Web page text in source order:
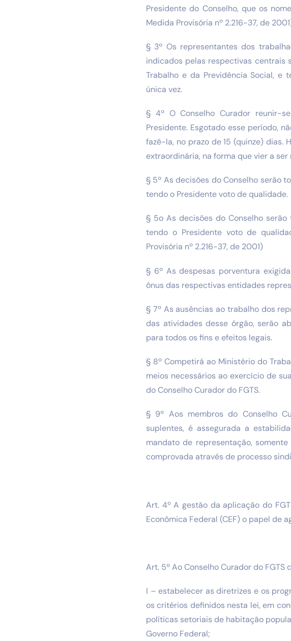
Presidente do Conselho, que os
Medida Provisória nº 2.216-37, de
§ 3º Os representantes dos
indicados pelas respectivas centrais
Trabalho e da Previdência Social, e
única vez.
§ 4º O Conselho Curador reunir-
Presidente. Esgotado esse período,
fazê-la, no prazo de 15 (quinze) dias.
extraordinária, na forma que vier a
§ 5º As decisões do Conselho serão
tendo o Presidente voto de qualidade.
§ 5o As decisões do Conselho
tendo o Presidente voto de
Provisória nº 2.216-37, de 2001)
§ 6º As despesas porventura
ônus das respectivas entidades
§ 7º As ausências ao trabalho dos
das atividades desse órgão, serão
para todos os fins e efeitos legais.
§ 8º Competirá ao Ministério do
meios necessários ao exercício de
do Conselho Curador do FGTS.
§ 9º Aos membros do Conselho
suplentes, é assegurada a
mandato de representação,
comprovada através de processo
Art. 4º A gestão da aplicação do
Econômica Federal (CEF) o papel de
Art. 5º Ao Conselho Curador do FGTS
I – estabelecer as diretrizes e os
os critérios definidos nesta lei, em
políticas setoriais de habitação
Governo Federal;